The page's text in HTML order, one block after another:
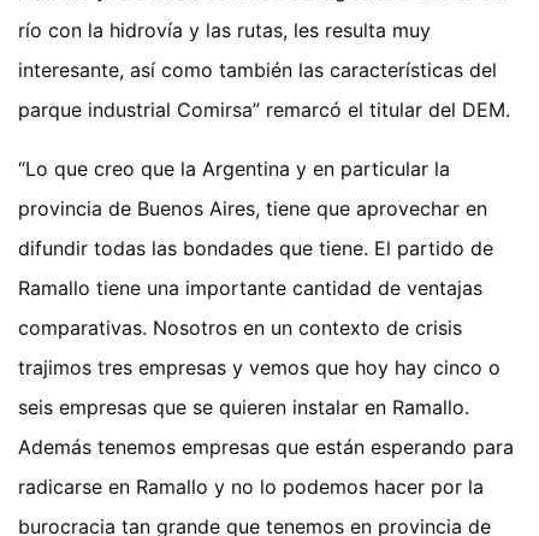
río con la hidrovía y las rutas, les resulta muy
interesante, así como también las características del
parque industrial Comirsa” remarcó el titular del DEM.
“Lo que creo que la Argentina y en particular la
provincia de Buenos Aires, tiene que aprovechar en
difundir todas las bondades que tiene. El partido de
Ramallo tiene una importante cantidad de ventajas
comparativas. Nosotros en un contexto de crisis
trajimos tres empresas y vemos que hoy hay cinco o
seis empresas que se quieren instalar en Ramallo.
Además tenemos empresas que están esperando para
radicarse en Ramallo y no lo podemos hacer por la
burocracia tan grande que tenemos en provincia de